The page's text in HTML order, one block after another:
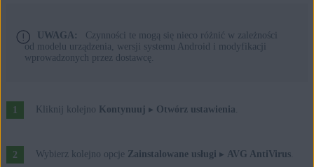
UWAGA:
Czynności te mogą się nieco różnić w zależności
od modelu urządzenia, wersji systemu Android i modyfikacji
wprowadzonych przez dostawcę.
Kliknij kolejno Kontynuuj ▸ Otwórz ustawienia.
Wybierz kolejno opcje Zainstalowane usługi ▸ AVG AntiVirus.